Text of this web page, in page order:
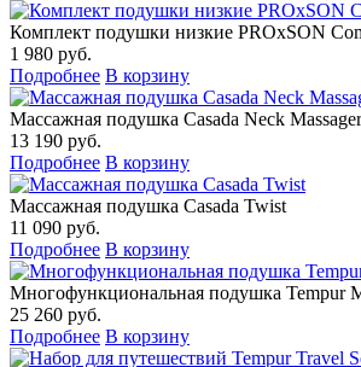
Комплект подушки низкие PROxSON
1 980 руб.
Подробнее В корзину
Массажная подушка Casada Neck
13 190 руб.
Подробнее В корзину
Массажная подушка Casada Twist
11 090 руб.
Подробнее В корзину
Многофункциональная подушка Tempur
25 260 руб.
Подробнее В корзину